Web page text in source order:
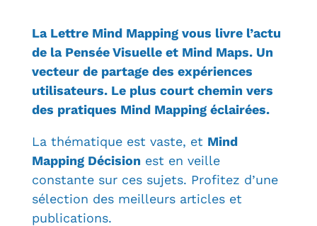
La Lettre Mind Mapping vous livre l’actu
de la Pensée Visuelle et Mind Maps. Un
vecteur de partage des expériences
utilisateurs. Le plus court chemin vers
des pratiques Mind Mapping éclairées.
La thématique est vaste, et Mind
Mapping Décisionest en veille
constante sur ces sujets. Profitez d’une
sélection des meilleurs articles et
publications.